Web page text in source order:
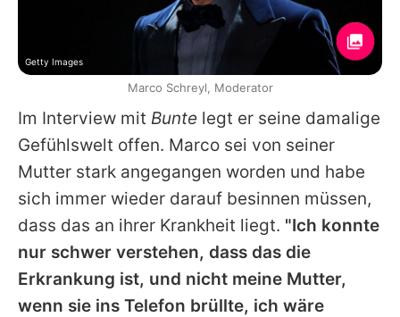
Im Interview mit Bunte legt er seine damalige
Gefühlswelt offen. Marco sei von seiner
Mutter stark angegangen worden und habe
sich immer wieder darauf besinnen müssen,
dass das an ihrer Krankheit liegt. "Ich konnte
nur schwer verstehen, dass das die
Erkrankung ist, und nicht meine Mutter,
wenn sie ins Telefon brüllte, ich wäre
Getty Images
Marco Schreyl, Moderator